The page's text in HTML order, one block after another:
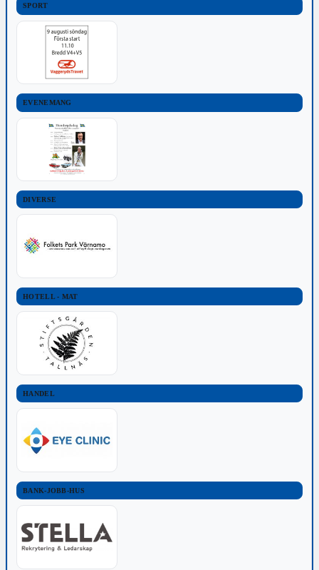
SPORT
EVENEMANG
DIVERSE
HOTELL - MAT
HANDEL
BANK-JOBB-HUS